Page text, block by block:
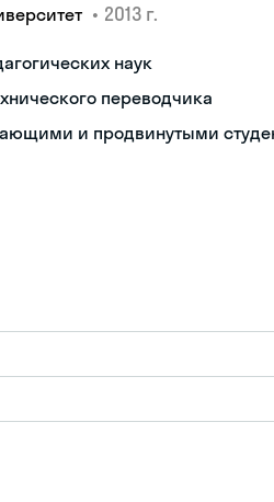
• 2013 г.
наук
переводчика
и продвинутыми